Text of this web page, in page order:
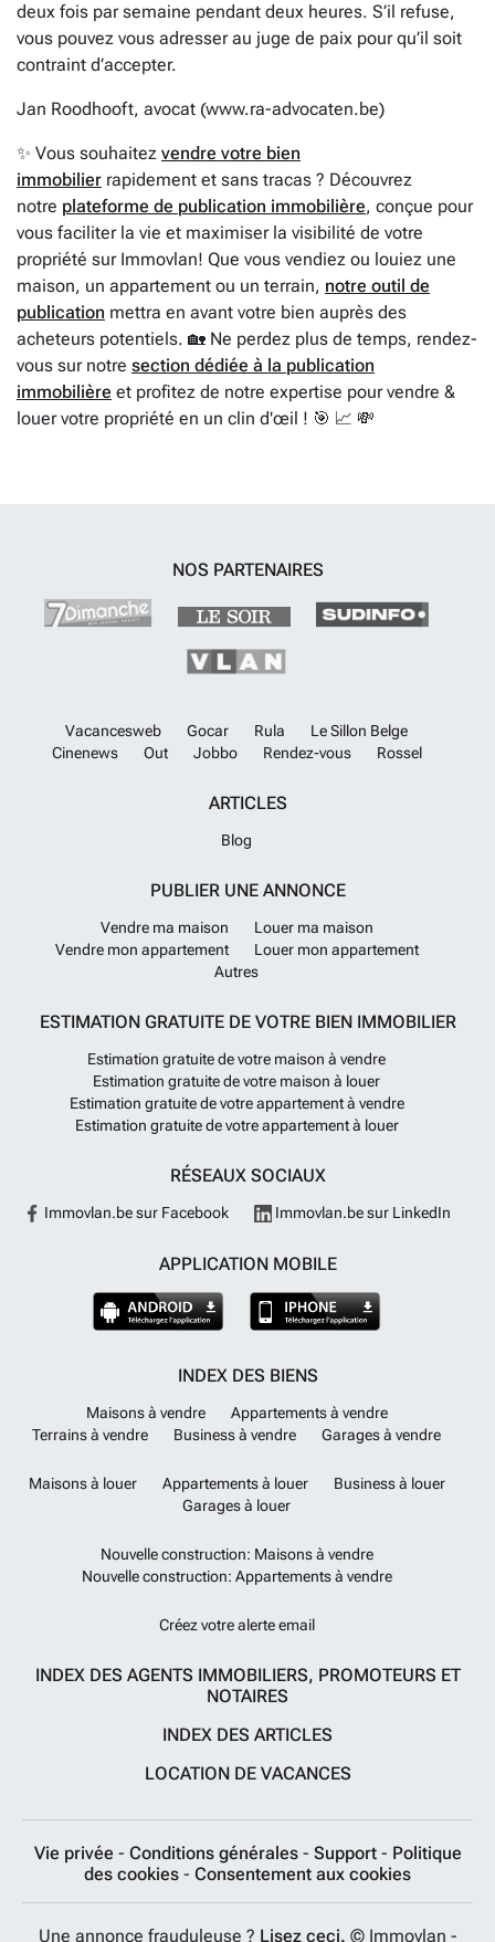
deux fois par semaine pendant deux heures. S’il refuse,
vous pouvez vous adresser au juge de paix pour qu’il soit
contraint d’accepter.
Jan Roodhooft, avocat (www.ra-advocaten.be)
✨ Vous souhaitez vendre votre bien
immobilier rapidement et sans tracas ? Découvrez
notre plateforme de publication immobilière, conçue pour
vous faciliter la vie et maximiser la visibilité de votre
propriété sur Immovlan! Que vous vendiez ou louiez une
maison, un appartement ou un terrain, notre outil de
publication mettra en avant votre bien auprès des
acheteurs potentiels. 🏡 Ne perdez plus de temps, rendez-
vous sur notre section dédiée à la publication
immobilière et profitez de notre expertise pour vendre &
louer votre propriété en un clin d'œil ! 🎯 📈 💸
NOS PARTENAIRES
Vacancesweb Gocar Rula
Le Sillon Belge
Cinenews
Out Jobbo Rendez-vous Rossel
ARTICLES
Blog
PUBLIER UNE ANNONCE
Vendre ma maison
Louer ma maison
Vendre mon appartement
Louer mon appartement
Autres
ESTIMATION GRATUITE DE VOTRE BIEN IMMOBILIER
Estimation gratuite de votre maison à vendre
Estimation gratuite de votre maison à louer
Estimation gratuite de votre appartement à vendre
Estimation gratuite de votre appartement à louer
RÉSEAUX SOCIAUX
Immovlan.be sur Facebook Immovlan.be sur LinkedIn
APPLICATION MOBILE
INDEX DES BIENS
Maisons à vendre
Appartements à vendre
Terrains à vendre
Business à vendre Garages à vendre
Maisons à louer Appartements à louer
Business à louer
Garages à louer
Nouvelle construction: Maisons à vendre
Nouvelle construction: Appartements à vendre
Créez votre alerte email
INDEX DES AGENTS IMMOBILIERS, PROMOTEURS ET
NOTAIRES
INDEX DES ARTICLES
LOCATION DE VACANCES
Vie privée - Conditions générales - Support - Politique
des cookies - Consentement aux cookies
Une annonce frauduleuse ? Lisez ceci. © Immovlan -